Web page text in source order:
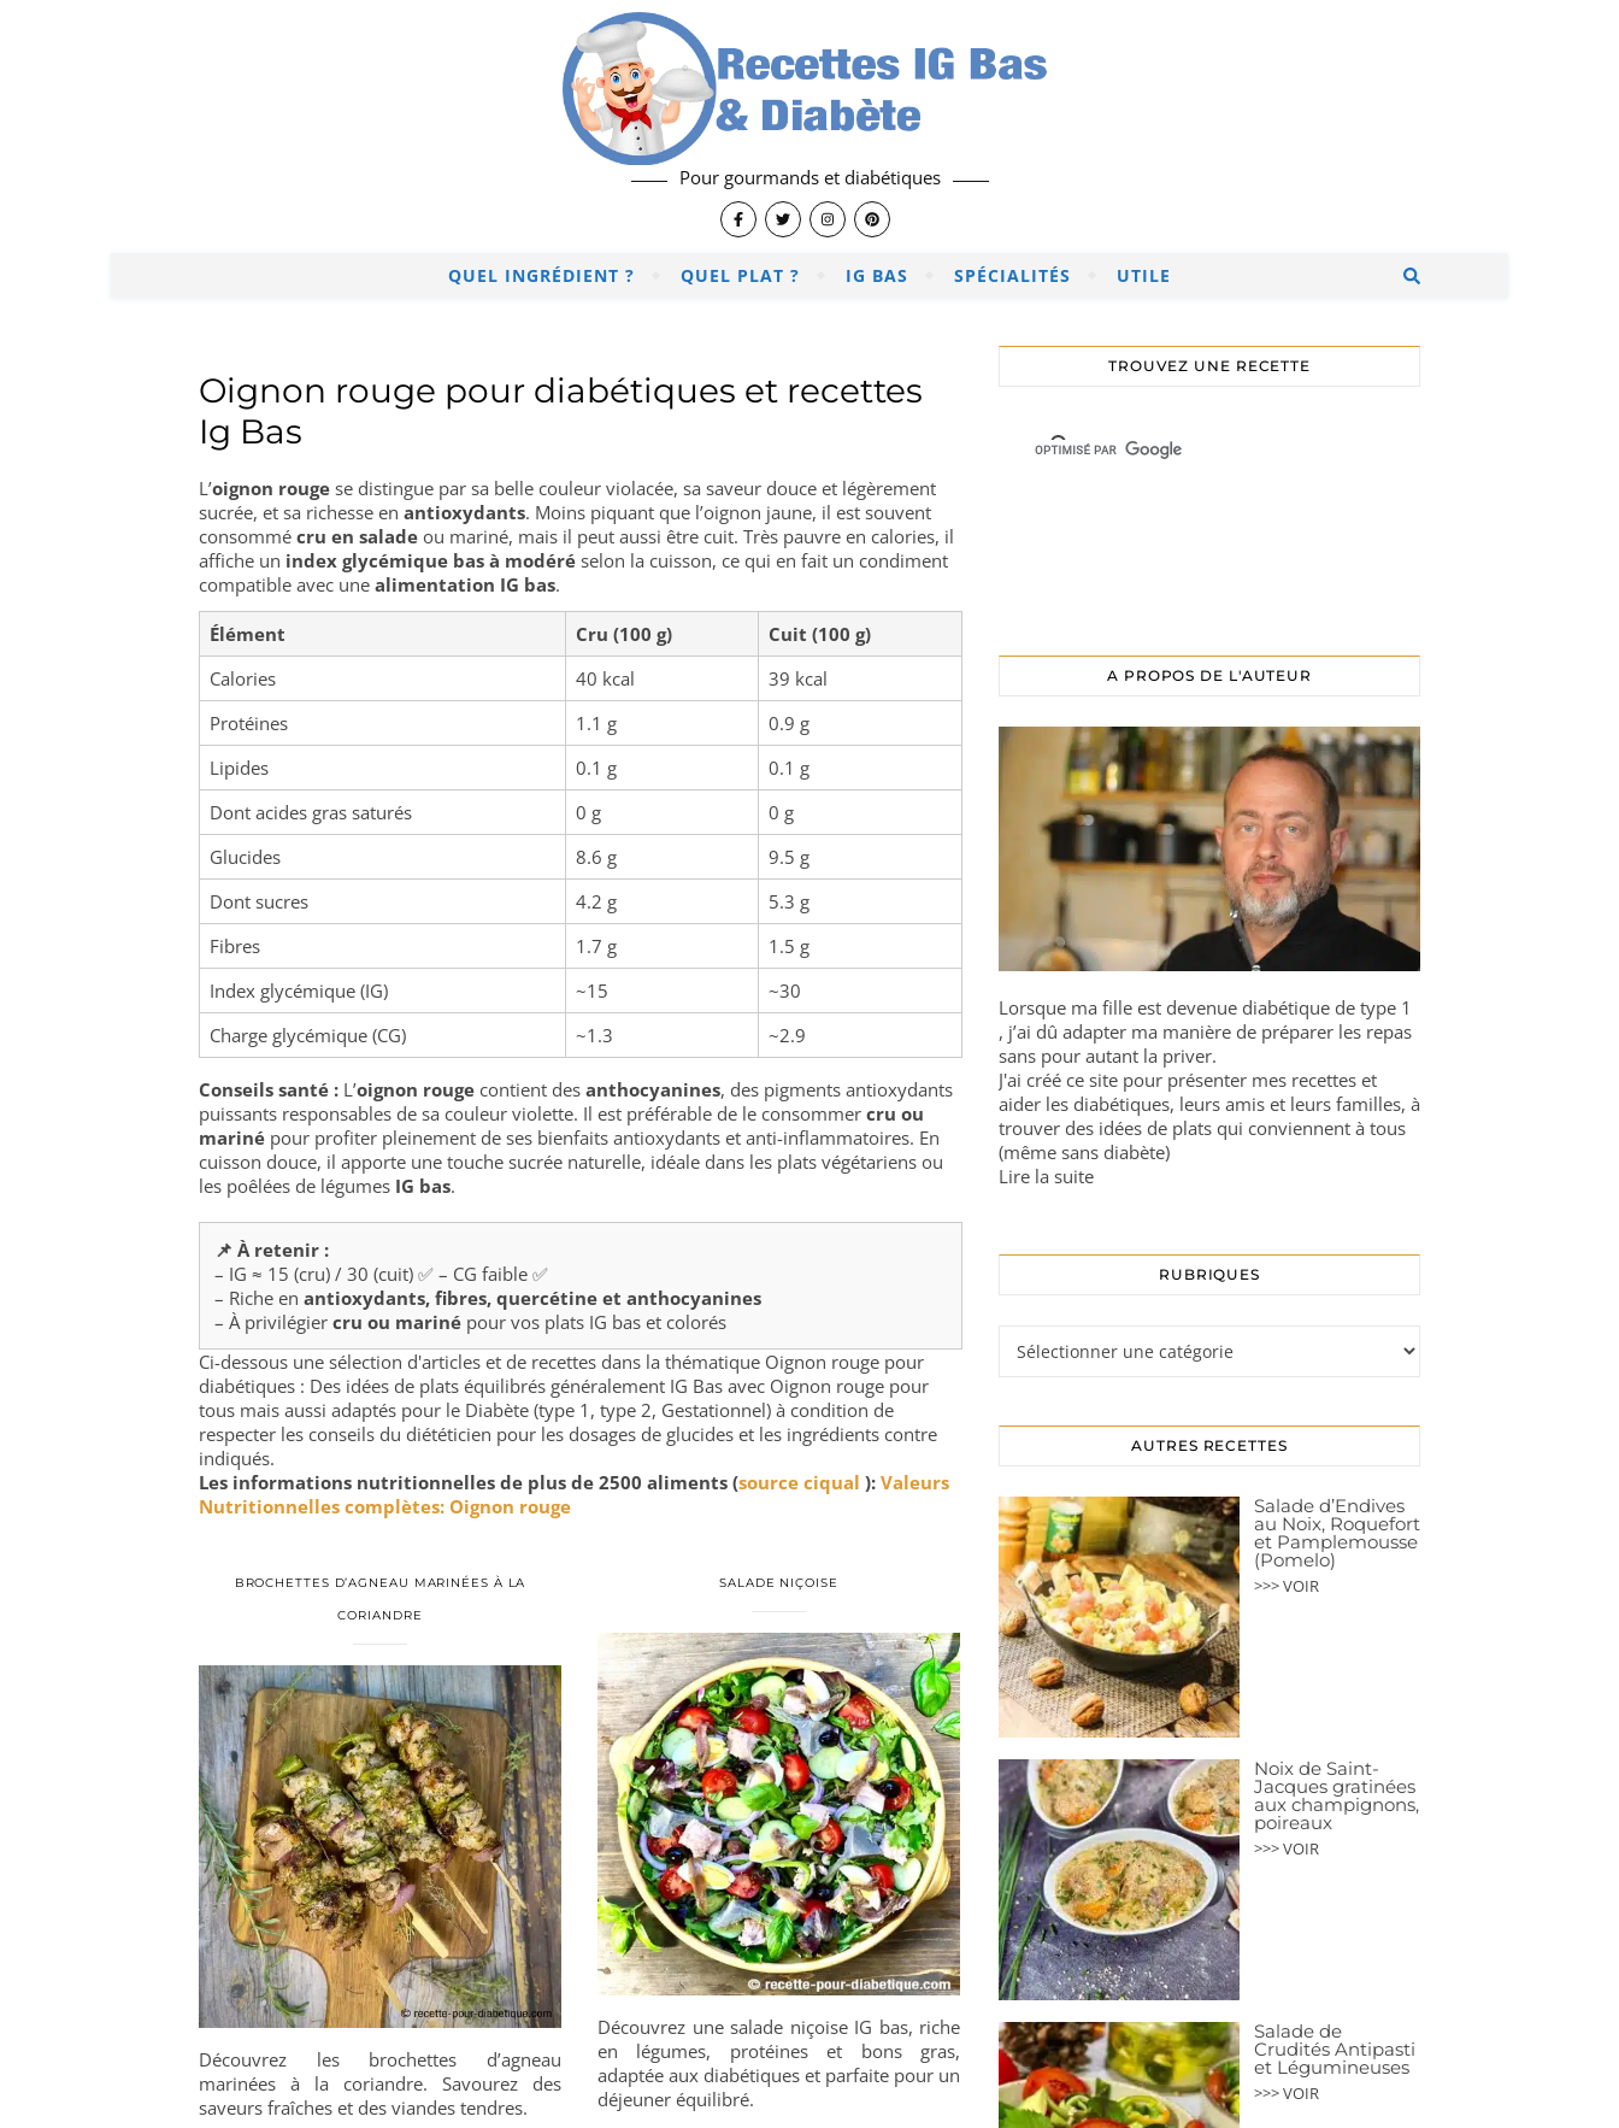
Pour gourmands et diabétiques
QUEL INGRÉDIENT ? QUEL PLAT ? IG BAS SPÉCIALITÉS UTILE
Oignon rouge pour diabétiques et recettes
Ig Bas
L’oignon rouge se distingue par sa belle couleur violacée, sa saveur douce et légèrement
sucrée, et sa richesse en antioxydants. Moins piquant que l’oignon jaune, il est souvent
consommé cru en salade ou mariné, mais il peut aussi être cuit. Très pauvre en calories, il
affiche un index glycémique bas à modéré selon la cuisson, ce qui en fait un condiment
compatible avec une alimentation IG bas.
Élément Cru (100 g)
Cuit (100 g)
Calories
40 kcal
39 kcal
Protéines
1.1 g
0.9 g
Lipides
0.1 g
0.1 g
Dont acides gras saturés
0 g
0 g
Glucides
8.6 g
9.5 g
Dont sucres
4.2 g
5.3 g
Fibres
1.7 g
1.5 g
Index glycémique (IG)
~15
~30
Charge glycémique (CG)
~1.3 ~2.9
Conseils santé : L’oignon rouge contient des anthocyanines, des pigments antioxydants
puissants responsables de sa couleur violette. Il est préférable de le consommer cru ou
mariné pour profiter pleinement de ses bienfaits antioxydants et anti-inflammatoires. En
cuisson douce, il apporte une touche sucrée naturelle, idéale dans les plats végétariens ou
les poêlées de légumes IG bas.
📌 À retenir :
– IG ≈ 15 (cru) / 30 (cuit) ✅ – CG faible ✅
– Riche en antioxydants, fibres, quercétine et anthocyanines
– À privilégier cru ou mariné pour vos plats IG bas et colorés
Ci-dessous une sélection d'articles et de recettes dans la thématique Oignon rouge pour
diabétiques : Des idées de plats équilibrés généralement IG Bas avec Oignon rouge pour
tous mais aussi adaptés pour le Diabète (type 1, type 2, Gestationnel) à condition de
respecter les conseils du diététicien pour les dosages de glucides et les ingrédients contre
indiqués.
Les informations nutritionnelles de plus de 2500 aliments (source ciqual ): Valeurs
Nutritionnelles complètes: Oignon rouge
BROCHETTES D’AGNEAU MARINÉES À LA
CORIANDRE
Découvrez les brochettes d’agneau
marinées à la coriandre. Savourez des
saveurs fraîches et des viandes tendres.
SALADE NIÇOISE
Découvrez une salade niçoise IG bas, riche
en légumes, protéines et bons gras,
adaptée aux diabétiques et parfaite pour un
déjeuner équilibré.
TROUVEZ UNE RECETTE
A PROPOS DE L'AUTEUR
Lorsque ma fille est devenue diabétique de type 1
, j’ai dû adapter ma manière de préparer les repas
sans pour autant la priver.
J'ai créé ce site pour présenter mes recettes et
aider les diabétiques, leurs amis et leurs familles, à
trouver des idées de plats qui conviennent à tous
(même sans diabète)
Lire la suite
RUBRIQUES
AUTRES RECETTES
Salade d’Endives
au Noix, Roquefort
et Pamplemousse
(Pomelo)
>>> VOIR
Noix de Saint-
Jacques gratinées
aux champignons,
poireaux
>>> VOIR
Salade de
Crudités Antipasti
et Légumineuses
>>> VOIR